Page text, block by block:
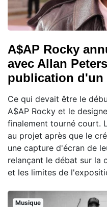
A$AP Rocky
avec Allan
publication d'un
Ce qui devait être le
A$AP Rocky et le
finalement tourné court.
au projet après que le
une capture d'écran de
relançant le débat sur la
et les limites de
Musique